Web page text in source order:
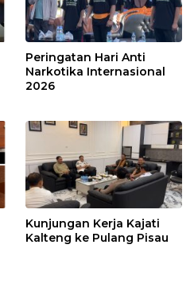
Peringatan Hari Anti
Narkotika Internasional
2026
Kunjungan Kerja Kajati
Kalteng ke Pulang Pisau